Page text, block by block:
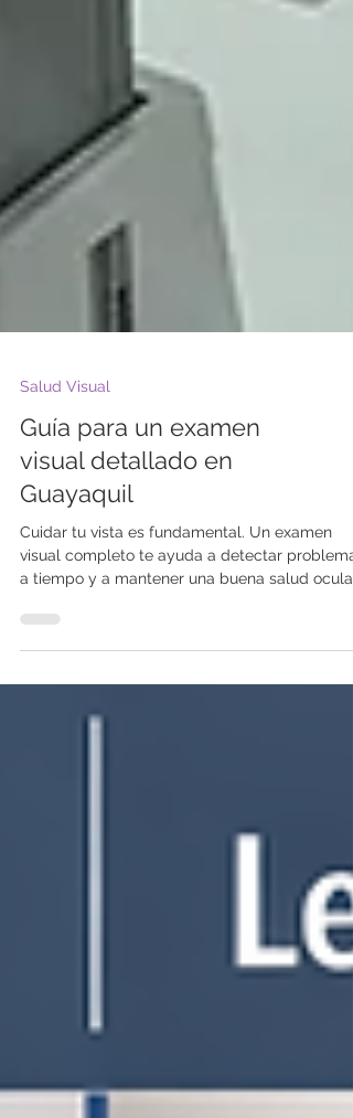
Salud Visual
Guía para un examen
visual detallado en
Guayaquil
Cuidar tu vista es fundamental. Un examen
a tiempo y a mantener una buena salud ocular.